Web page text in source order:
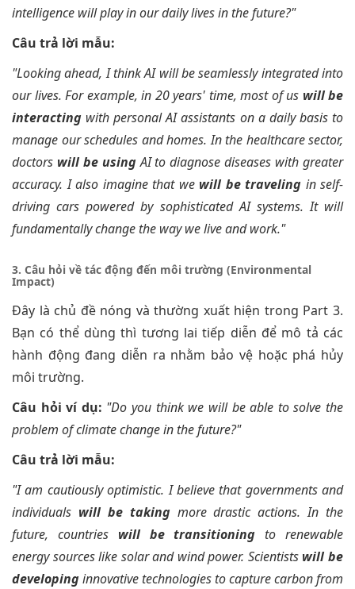
intelligence will play in our daily lives in the future?"
Câu trả lời mẫu:
"Looking ahead, I think AI will be seamlessly integrated into
our lives. For example, in 20 years' time, most of us will be
interacting with personal AI assistants on a daily basis to
manage our schedules and homes. In the healthcare sector,
doctors will be usingAI to diagnose diseases with greater
accuracy. I also imagine that we will be traveling in self-
driving cars powered by sophisticated AI systems. It will
fundamentally change the way we live and work."
3. Câu hỏi về tác động đến môi trường (Environmental
Impact)
Đây là chủ đề nóng và thường xuất hiện trong Part 3.
Bạn có thể dùng thì tương lai tiếp diễn để mô tả các
hành động đang diễn ra nhằm bảo vệ hoặc phá hủy
môi trường.
Câu hỏi ví dụ: "Do you think we will be able to solve the
problem of climate change in the future?"
Câu trả lời mẫu:
"I am cautiously optimistic. I believe that governments and
individuals will be takingmore drastic actions. In the
future, countries will be transitioning to renewable
energy sources like solar and wind power. Scientists will be
developinginnovative technologies to capture carbon from